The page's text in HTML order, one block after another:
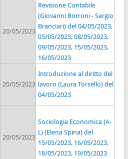
20/05/2023
Revisione Contabile
(Giovanni Borroni - Sergio
Branciari) del 04/05/2023,
05/05/2023, 08/05/2023,
09/05/2023, 15/05/2023,
16/05/2023
20/05/2023
Introduzione al diritto del
lavoro (Laura Torsello) del
04/05/2023
20/05/2023
Sociologia Economica (A-
L) (Elena Spina) del
15/05/2023, 16/05/2023,
18/05/2023, 19/05/2023